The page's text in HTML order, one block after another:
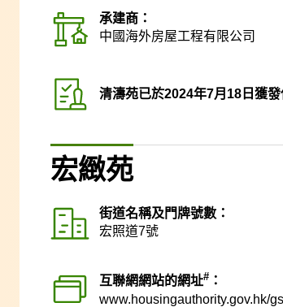
承建商：
中國海外房屋工程有限公司
清濤苑已於2024年7月18日獲
宏緻苑
街道名稱及門牌號數：
宏照道7號
互聯網網站的網址# ：
www.housingauthority.gov.hk/